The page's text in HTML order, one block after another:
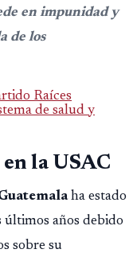
en impunidad y
de los
Raíces
de salud y
la USAC
ha estado
últimos años debido
sobre su